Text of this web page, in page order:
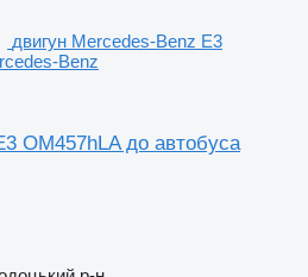
двигун Mercedes-Benz E3
Benz
OM457hLA до автобуса